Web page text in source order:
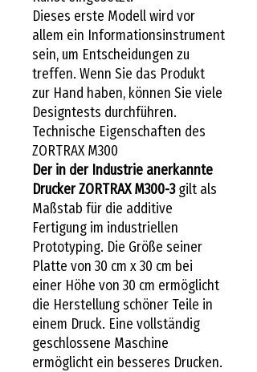
Dieses erste Modell wird vor
allem ein Informationsinstrument
sein, um Entscheidungen zu
treffen. Wenn Sie das Produkt
zur Hand haben, können Sie viele
Designtests durchführen.
Technische Eigenschaften des
ZORTRAX M300
Der in der Industrie anerkannte
Drucker ZORTRAX M300-3gilt als
Maßstab für die additive
Fertigung im industriellen
Prototyping. Die Größe seiner
Platte von 30 cm x 30 cm bei
einer Höhe von 30 cm ermöglicht
die Herstellung schöner Teile in
einem Druck. Eine vollständig
geschlossene Maschine
ermöglicht ein besseres Drucken.